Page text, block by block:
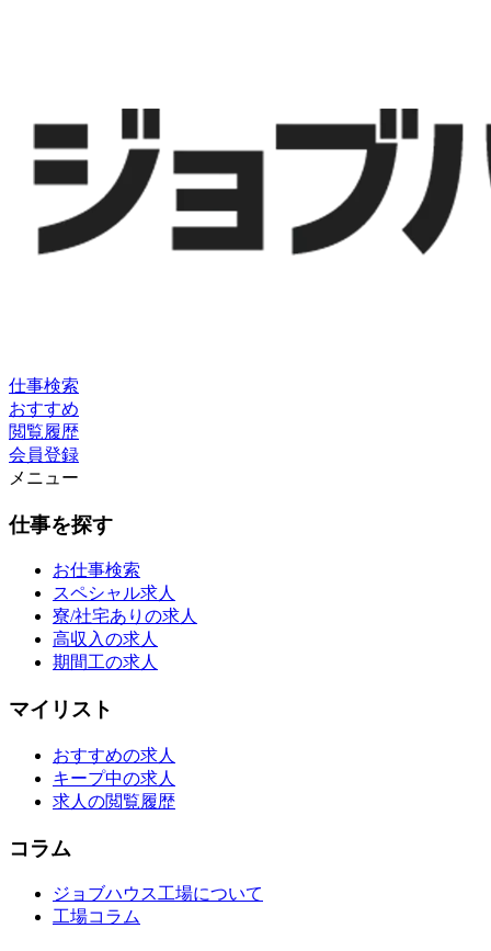
仕事検索
おすすめ
閲覧履歴
会員登録
メニュー
仕事を探す
お仕事検索
スペシャル求人
寮/社宅ありの求人
高収入の求人
期間工の求人
マイリスト
おすすめの求人
キープ中の求人
求人の閲覧履歴
コラム
ジョブハウス工場について
工場コラム